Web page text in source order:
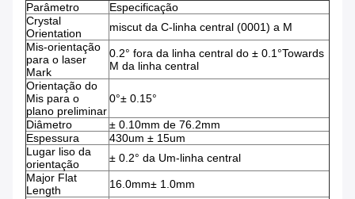
Parâmetro
Especificação
Crystal
Orientation
miscut da C-linha central (0001) a M
Mis-orientação
para o laser
Mark
0.2° fora da linha central do ± 0.1°Towards
M da linha central
Orientação do
Mis para o
plano preliminar
0°± 0.15°
Diâmetro
± 0.10mm de 76.2mm
Espessura
430um ± 15um
Lugar liso da
orientação
± 0.2° da Um-linha central
Major Flat
Length
16.0mm± 1.0mm